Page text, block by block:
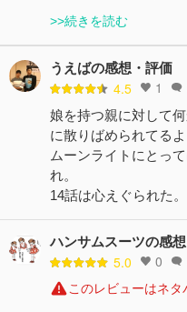
>>続きを読む
うえばの感想・評価
4.5 1
娘を持つ親に対して
に散りばめられてるよ
ムーンライトにとっ
れ。
14話は心えぐられた。
ハンサムスーツの感
5.0 0
このレビューはネタ